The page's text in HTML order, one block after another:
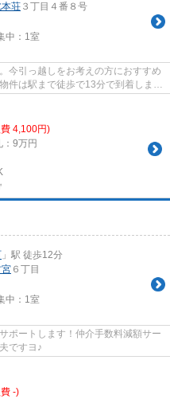
荘 ３丁目４番８号
中： 1室
今引っ越しをお考えの方におすすめ
件は駅まで徒歩で13分で到着しま
4,100円)
：9万円
」駅 徒歩12分
６丁目
中： 1室
ポートします！仲介手数料減額サー
ですヨ♪
-)